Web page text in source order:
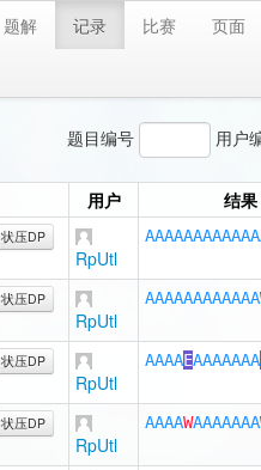
题解 记录 比赛 页面
题目编号 用户
用户
结果
状压DP
RpUtl
AAAAAAAAAAAA
状压DP
RpUtl
AAAAAAAAAAAA
状压DP
RpUtl
AAAAEAAAAAAA
状压DP
RpUtl
AAAAWAAAAAAA